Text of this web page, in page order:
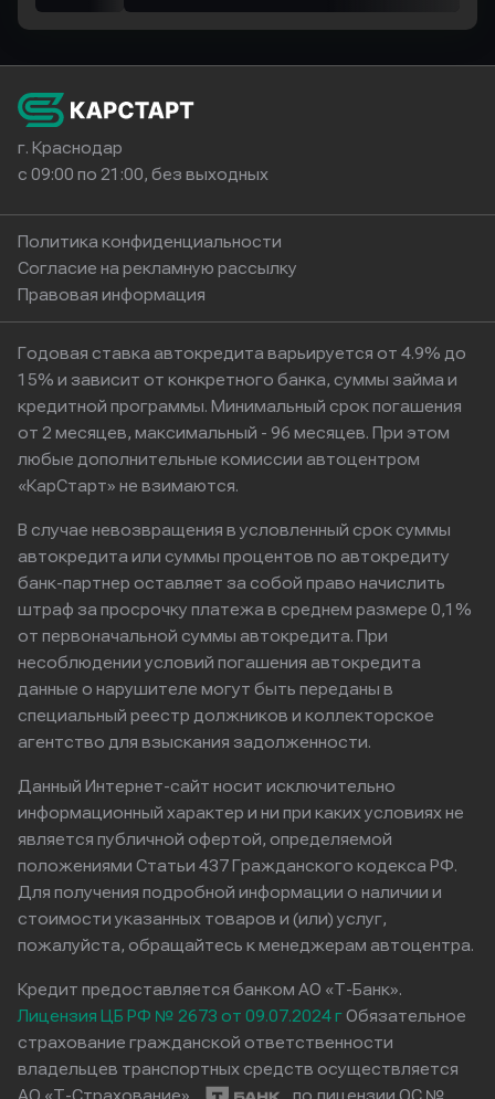
г. Краснодар
с 09:00 по 21:00, без выходных
Политика конфиденциальности
Согласие на рекламную рассылку
Правовая информация
Годовая ставка автокредита варьируется от 4.9% до
15% и зависит от конкретного банка, суммы займа и
кредитной программы. Минимальный срок погашения
от 2 месяцев, максимальный - 96 месяцев. При этом
любые дополнительные комиссии автоцентром
«КарСтарт» не взимаются.
В случае невозвращения в условленный срок суммы
автокредита или суммы процентов по автокредиту
банк-партнер оставляет за собой право начислить
штраф за просрочку платежа в среднем размере 0,1%
от первоначальной суммы автокредита. При
несоблюдении условий погашения автокредита
данные о нарушителе могут быть переданы в
специальный реестр должников и коллекторское
агентство для взыскания задолженности.
Данный Интернет-сайт носит исключительно
информационный характер и ни при каких условиях не
является публичной офертой, определяемой
положениями Статьи 437 Гражданского кодекса РФ.
Для получения подробной информации о наличии и
стоимости указанных товаров и (или) услуг,
пожалуйста, обращайтесь к менеджерам автоцентра.
Кредит предоставляется банком АО «Т-Банк».
Лицензия ЦБ РФ № 2673 от 09.07.2024 гОбязательное
страхование гражданской ответственности
владельцев транспортных средств осуществляется
АО «Т-Страхование»
по лицензии ОС №